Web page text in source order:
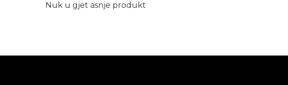
Nuk u gjet asnjë produkt